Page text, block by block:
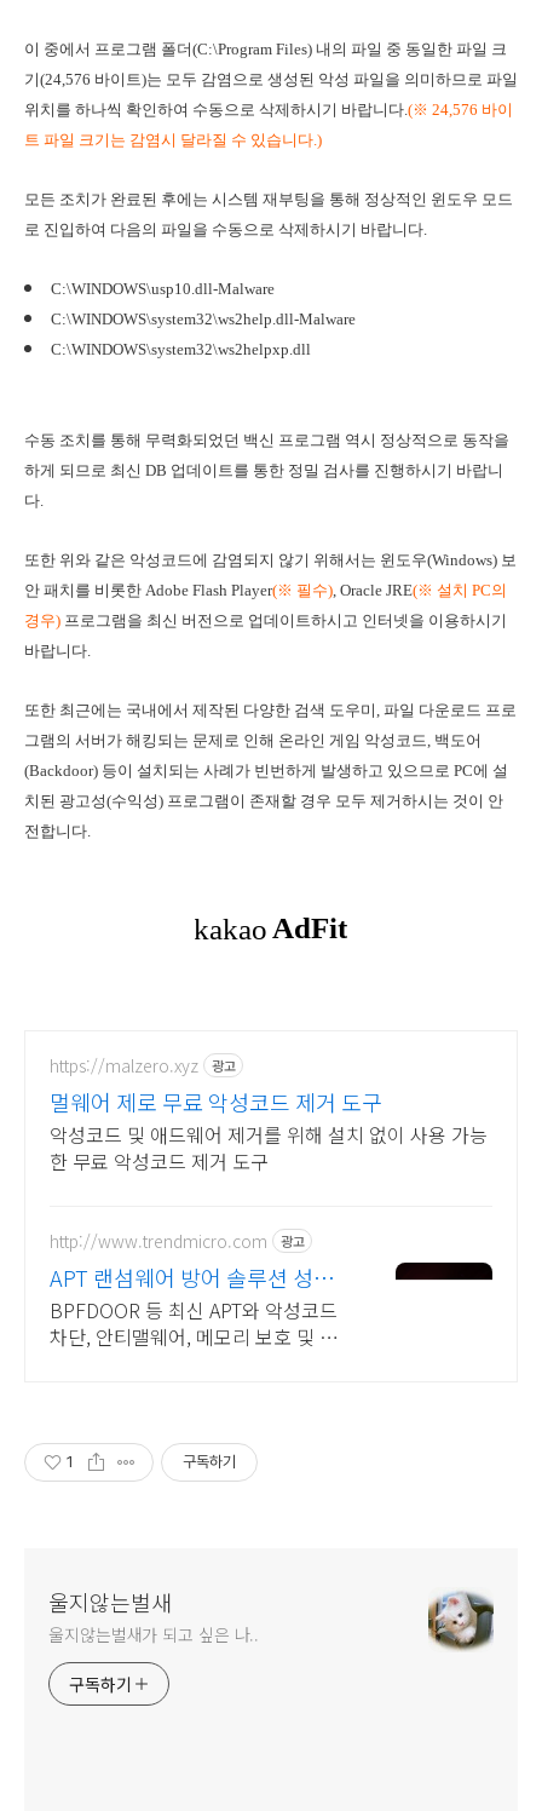
이 중에서 프로그램 폴더(C:\Program Files) 내의 파일 중 동일한 파일 크
기(24,576 바이트)는 모두 감염으로 생성된 악성 파일을 의미하므로 파일
위치를 하나씩 확인하여 수동으로 삭제하시기 바랍니다.(※ 24,576 바이
트 파일 크기는 감염시 달라질 수 있습니다.)
모든 조치가 완료된 후에는 시스템 재부팅을 통해 정상적인 윈도우 모드
로 진입하여 다음의 파일을 수동으로 삭제하시기 바랍니다.
C:\WINDOWS\usp10.dll-Malware
C:\WINDOWS\system32\ws2help.dll-Malware
C:\WINDOWS\system32\ws2helpxp.dll
수동 조치를 통해 무력화되었던 백신 프로그램 역시 정상적으로 동작을
하게 되므로 최신 DB 업데이트를 통한 정밀 검사를 진행하시기 바랍니
다.
또한 위와 같은 악성코드에 감염되지 않기 위해서는 윈도우(Windows) 보
안 패치를 비롯한 Adobe Flash Player(※ 필수), Oracle JRE(※ 설치 PC의
경우) 프로그램을 최신 버전으로 업데이트하시고 인터넷을 이용하시기
바랍니다.
또한 최근에는 국내에서 제작된 다양한 검색 도우미, 파일 다운로드 프로
그램의 서버가 해킹되는 문제로 인해 온라인 게임 악성코드, 백도어
(Backdoor) 등이 설치되는 사례가 빈번하게 발생하고 있으므로 PC에 설
치된 광고성(수익성) 프로그램이 존재할 경우 모두 제거하시는 것이 안
전합니다.
https://malzero.xyz 광고
멀웨어 제로 무료 악성코드 제거 도구
악성코드 및 애드웨어 제거를 위해 설치 없이 사용 가능
한 무료 악성코드 제거 도구
http://www.trendmicro.com 광고
APT 랜섬웨어 방어 솔루션 성능
과 안정성이 검증된 벤더
BPFDOOR 등 최신 APT와 악성코드
차단, 안티맬웨어, 메모리 보호 및 보
1 구독하기
울지않는벌새
울지않는벌새가 되고 싶은 나..
구독하기